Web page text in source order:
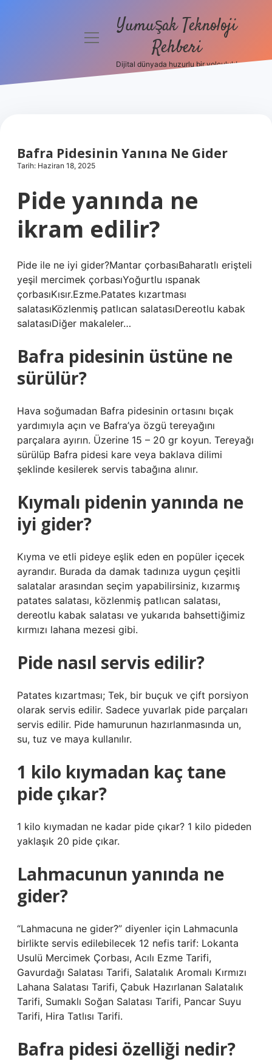
menüyüYumuşak Teknoloji
Rehberi
Dijital dünyada huzurlu bir yolculuk!
Bafra Pidesinin Yanına Ne Gider
Tarih: Haziran 18, 2025
Pide yanında ne
ikram edilir?
Pide ile ne iyi gider?Mantar çorbasıBaharatlı erişteli
yeşil mercimek çorbasıYoğurtlu ıspanak
çorbasıKısır.Ezme.Patates kızartması
salatasıKözlenmiş patlıcan salatasıDereotlu kabak
salatasıDiğer makaleler…
Bafra pidesinin üstüne ne
sürülür?
Hava soğumadan Bafra pidesinin ortasını bıçak
yardımıyla açın ve Bafra’ya özgü tereyağını
parçalara ayırın. Üzerine 15 – 20 gr koyun. Tereyağı
sürülüp Bafra pidesi kare veya baklava dilimi
şeklinde kesilerek servis tabağına alınır.
Kıymalı pidenin yanında ne
iyi gider?
Kıyma ve etli pideye eşlik eden en popüler içecek
ayrandır. Burada da damak tadınıza uygun çeşitli
salatalar arasından seçim yapabilirsiniz, kızarmış
patates salatası, közlenmiş patlıcan salatası,
dereotlu kabak salatası ve yukarıda bahsettiğimiz
kırmızı lahana mezesi gibi.
Pide nasıl servis edilir?
Patates kızartması; Tek, bir buçuk ve çift porsiyon
olarak servis edilir. Sadece yuvarlak pide parçaları
servis edilir. Pide hamurunun hazırlanmasında un,
su, tuz ve maya kullanılır.
1 kilo kıymadan kaç tane
pide çıkar?
1 kilo kıymadan ne kadar pide çıkar? 1 kilo pideden
yaklaşık 20 pide çıkar.
Lahmacunun yanında ne
gider?
“Lahmacuna ne gider?” diyenler için Lahmacunla
birlikte servis edilebilecek 12 nefis tarif: Lokanta
Usulü Mercimek Çorbası, Acılı Ezme Tarifi,
Gavurdağı Salatası Tarifi, Salatalık Aromalı Kırmızı
Lahana Salatası Tarifi, Çabuk Hazırlanan Salatalık
Tarifi, Sumaklı Soğan Salatası Tarifi, Pancar Suyu
Tarifi, Hira Tatlısı Tarifi.
Bafra pidesi özelliği nedir?